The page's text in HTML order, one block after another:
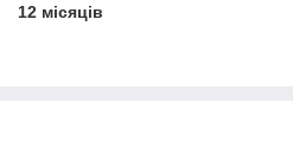
12 місяців